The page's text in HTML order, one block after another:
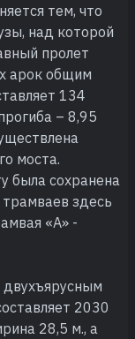
тем, что
над которой
пролет
арок общим
134
– 8,95
моста.
была сохранена
здесь
«А» -
2030
28,5 м., а